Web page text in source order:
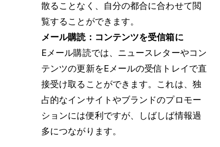
散ることなく、自分の都合に合わせて閲
覧することができます。
メール購読：コンテンツを受信箱に
Eメール購読では、ニュースレターやコン
テンツの更新をEメールの受信トレイで直
接受け取ることができます。これは、独
占的なインサイトやブランドのプロモー
ションには便利ですが、しばしば情報過
多につながります。